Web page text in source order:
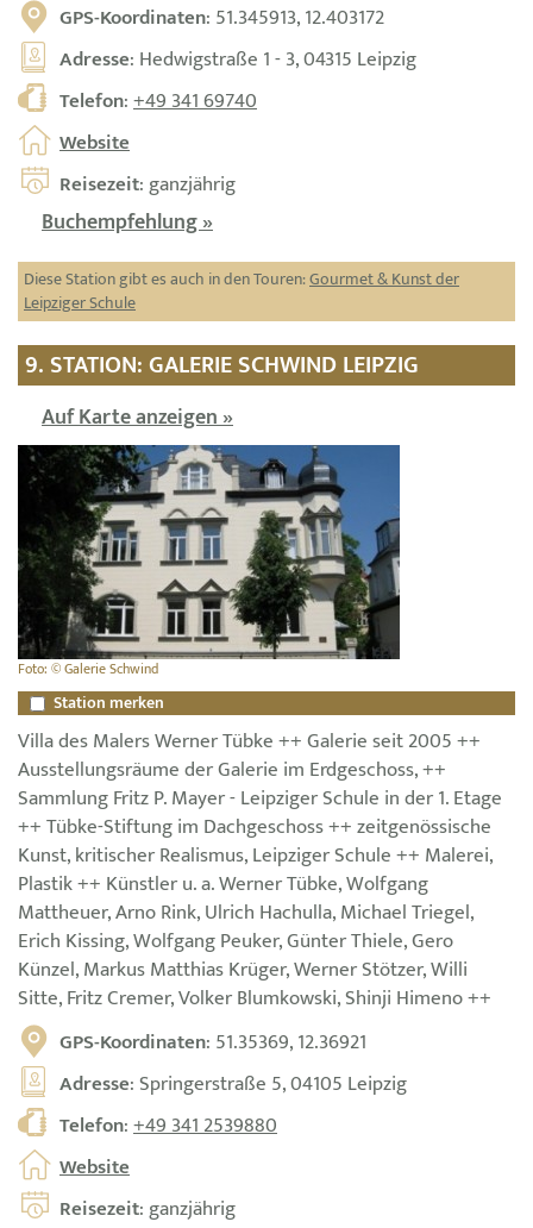
GPS-Koordinaten: 51.345913, 12.403172
Adresse: Hedwigstraße 1 - 3, 04315 Leipzig
Telefon:+49 341 69740
Website
Reisezeit: ganzjährig
Buchempfehlung »
Diese Station gibt es auch in den Touren:Gourmet & Kunst der
Leipziger Schule
9. STATION: GALERIE SCHWIND LEIPZIG
Auf Karte anzeigen »
Foto: © Galerie Schwind
Station merken
Villa des Malers Werner Tübke ++ Galerie seit 2005 ++
Ausstellungsräume der Galerie im Erdgeschoss, ++
Sammlung Fritz P. Mayer - Leipziger Schule in der 1. Etage
++ Tübke-Stiftung im Dachgeschoss ++ zeitgenössische
Kunst, kritischer Realismus, Leipziger Schule ++ Malerei,
Plastik ++ Künstler u. a. Werner Tübke, Wolfgang
Mattheuer, Arno Rink, Ulrich Hachulla, Michael Triegel,
Erich Kissing, Wolfgang Peuker, Günter Thiele, Gero
Künzel, Markus Matthias Krüger, Werner Stötzer, Willi
Sitte, Fritz Cremer, Volker Blumkowski, Shinji Himeno ++
GPS-Koordinaten: 51.35369, 12.36921
Adresse: Springerstraße 5, 04105 Leipzig
Telefon:+49 341 2539880
Website
Reisezeit: ganzjährig